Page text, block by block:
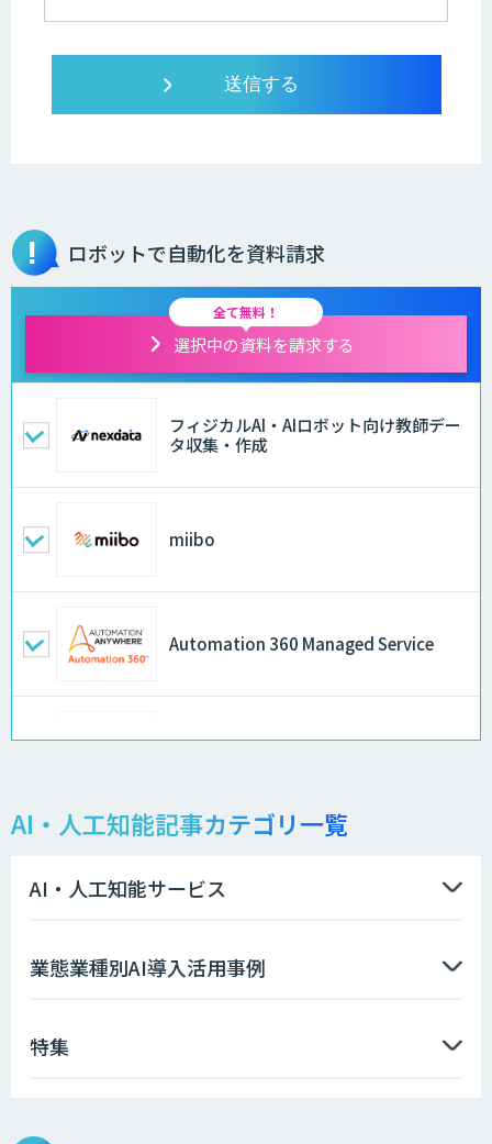
ロボットで自動化を資料請求
全て無料！
選択中の資料を請求する
フィジカルAI・AIロボット向け教師デー
タ収集・作成
miibo
Automation 360 Managed Service
Kurrant.ai
FirstContact（ファーストコンタクト）
AI・人工知能記事カテゴリ一覧
AI・人工知能サービス
業態業種別AI導入活用事例
特集